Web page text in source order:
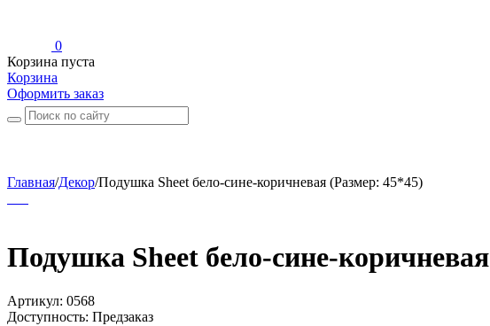
0
Корзина пуста
Корзина
Оформить заказ
Главная/Декор/Подушка Sheet бело-сине-коричневая (Размер: 45*45)
Подушка Sheet бело-сине-коричневая
Артикул: 0568
Доступность: Предзаказ